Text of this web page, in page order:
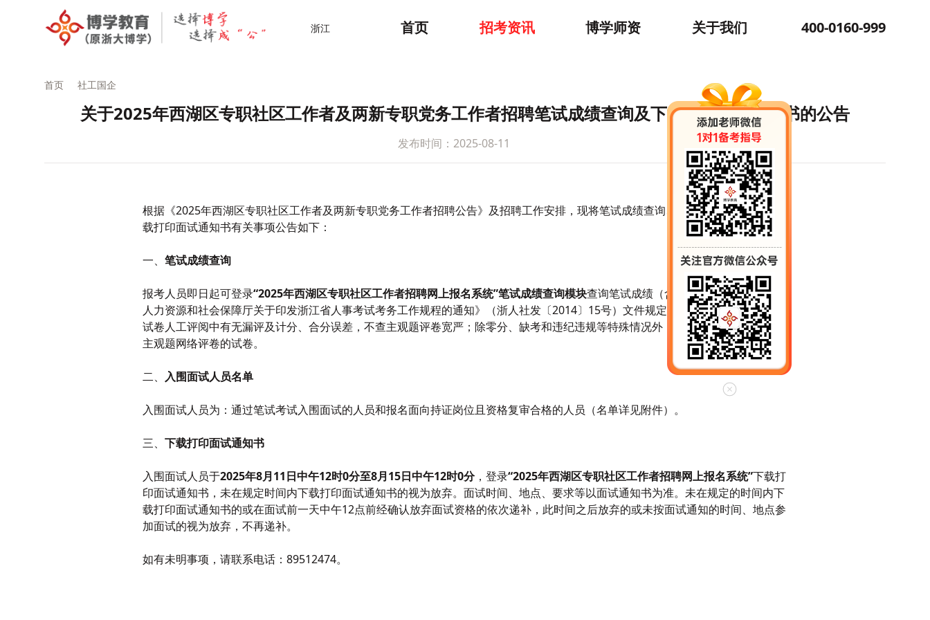
浙江 首页 招考资讯 博学师资 关于我们 400-0160-999
首页 社工国企
关于2025年西湖区专职社区工作者及两新专职党务工作者招聘笔试成绩查询及下载打印面试通知书的公告
发布时间：2025-08-11
根据《2025年西湖区专职社区工作者及两新专职党务工作者招聘公告》及招聘工作安排，现将笔试成绩查询、入围面试人员名单和下
载打印面试通知书有关事项公告如下：
一、 笔试成绩查询
报考人员即日起可登录“2025年西湖区专职社区工作者招聘网上报名系统”笔试成绩查询模块查询笔试成绩（含加分）。根据《浙江省
人力资源和社会保障厅关于印发浙江省人事考试考务工作规程的通知》（浙人社发〔2014〕15号）文件规定，成绩查对可以查纸质
试卷人工评阅中有无漏评及计分、合分误差，不查主观题评卷宽严；除零分、缺考和违纪违规等特殊情况外，不查客观题读卡评卷和
主观题网络评卷的试卷。
二、 入围面试人员名单
入围面试人员为：通过笔试考试入围面试的人员和报名面向持证岗位且资格复审合格的人员（名单详见附件）。
三、 下载打印面试通知书
入围面试人员于2025年8月11日中午12时0分至8月15日中午12时0分，登录“2025年西湖区专职社区工作者招聘网上报名系统”下载打
印面试通知书，未在规定时间内下载打印面试通知书的视为放弃。面试时间、地点、要求等以面试通知书为准。未在规定的时间内下
载打印面试通知书的或在面试前一天中午12点前经确认放弃面试资格的依次递补，此时间之后放弃的或未按面试通知的时间、地点参
加面试的视为放弃，不再递补。
如有未明事项，请联系电话：89512474。